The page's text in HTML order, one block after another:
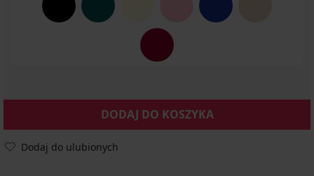
DODAJ DO KOSZYKA
Dodaj do ulubionych